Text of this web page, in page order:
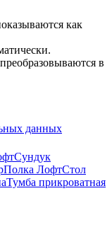
как
в
данных
Сундук
Полка ЛофтСтол
Тумба прикроватная